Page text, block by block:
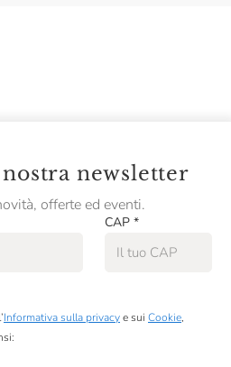
newsletter
offerte ed eventi.
CAP *
Informativa sulla privacye sui Cookie,